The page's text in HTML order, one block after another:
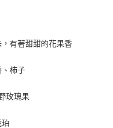
有著甜甜的花果香
、柿子
玫瑰果